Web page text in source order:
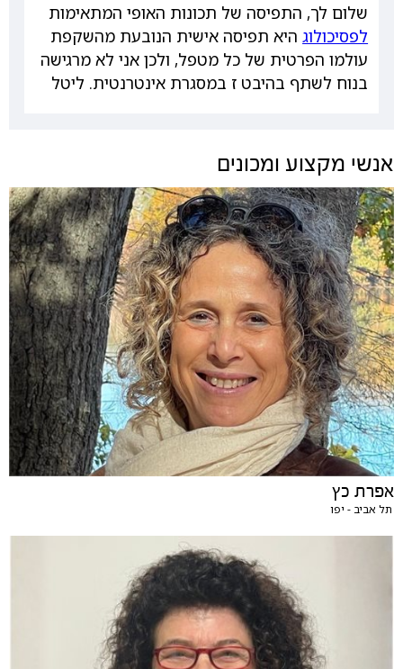
שלום לך, התפיסה של תכונות האופי המתאימות
לפסיכולוגהיא תפיסה אישית הנובעת מהשקפת
עולמו הפרטית של כל מטפל, ולכן אני לא מרגישה
בנוח לשתף בהיבט ז במסגרת אינטרנטית. ליטל
אנשי מקצוע ומכונים
אפרת כץ
תל אביב - יפו